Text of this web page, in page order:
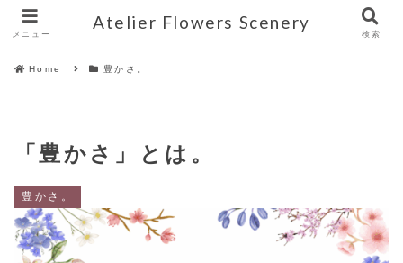
Home 豊かさ。
「豊かさ」とは。
豊かさ。
メニュー
Atelier Flowers Scenery
検索